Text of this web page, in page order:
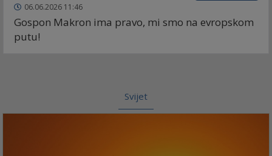
06.06.2026 11:46
Gospon Makron ima pravo, mi smo na evropskom
putu!
Svijet